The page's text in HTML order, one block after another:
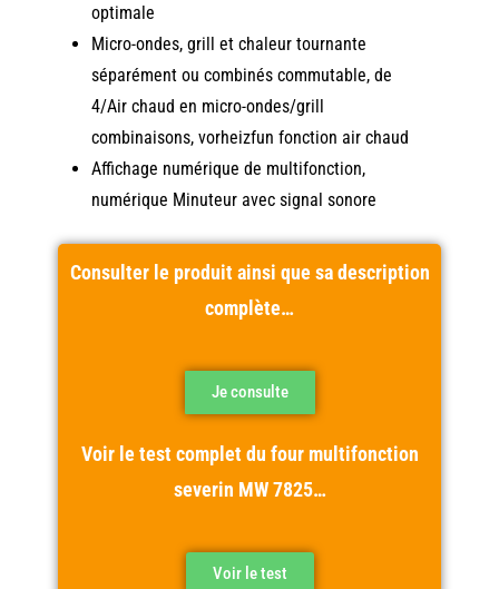
optimale
Micro-ondes, grill et chaleur tournante
séparément ou combinés commutable, de
4/Air chaud en micro-ondes/grill
combinaisons, vorheizfun fonction air chaud
Affichage numérique de multifonction,
numérique Minuteur avec signal sonore
Consulter le produit ainsi que sa description
complète…
Je consulte
Voir le test complet du four multifonction
severin MW 7825…
Voir le test